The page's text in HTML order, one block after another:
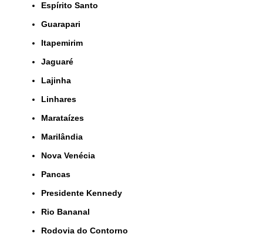
Espírito Santo
Guarapari
Itapemirim
Jaguaré
Lajinha
Linhares
Marataízes
Marilândia
Nova Venécia
Pancas
Presidente Kennedy
Rio Bananal
Rodovia do Contorno